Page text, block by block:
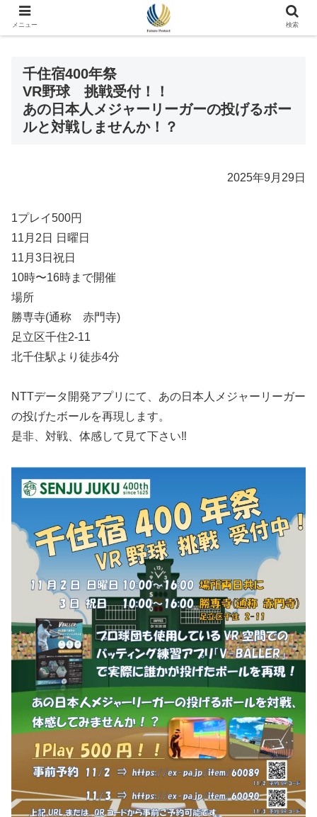
千住宿400年祭
VR野球 挑戦受付！！
あの日本人メジャーリーガーの投げるボー
ルと対戦しませんか！？
2025年9月29日
1プレイ500円
11月2日 日曜日
11月3日祝日
10時〜16時まで開催
場所
勝専寺(通称 赤門寺)
足立区千住2-11
北千住駅より徒歩4分
NTTデータ開発アプリにて、あの日本人メジャーリーガー
の投げたボールを再現します。
是非、対戦、体感して見て下さい‼️
メニュー 検索